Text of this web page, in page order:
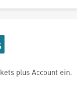
plus Account ein.